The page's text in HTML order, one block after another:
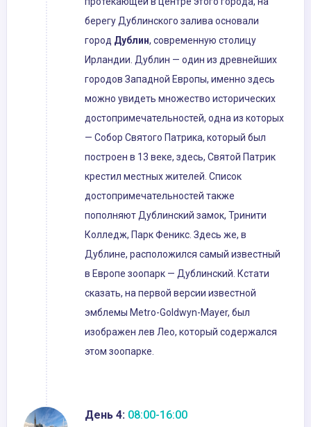
берегу Дублинского залива основали
город Дублин, современную столицу
Ирландии. Дублин — один из древнейших
городов Западной Европы, именно здесь
можно увидеть множество исторических
достопримечательностей, одна из которых
— Собор Святого Патрика, который был
построен в 13 веке, здесь, Святой Патрик
крестил местных жителей. Список
достопримечательностей также
пополняют Дублинский замок, Тринити
Колледж, Парк Феникс. Здесь же, в
Дублине, расположился самый известный
в Европе зоопарк — Дублинский. Кстати
сказать, на первой версии известной
эмблемы Metro-Goldwyn-Mayer, был
изображен лев Лео, который содержался
этом зоопарке.
День 4: 08:00-16:00